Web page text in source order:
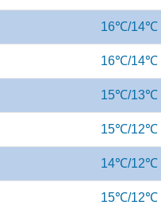
16℃/14℃
16℃/14℃
15℃/13℃
15℃/12℃
14℃/12℃
15℃/12℃